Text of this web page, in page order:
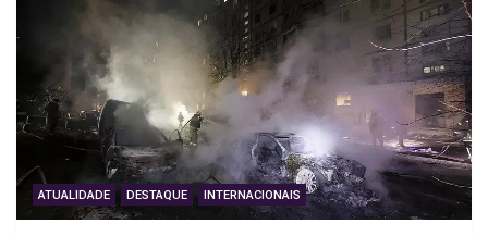
ATUALIDADE DESTAQUE INTERNACIONAIS